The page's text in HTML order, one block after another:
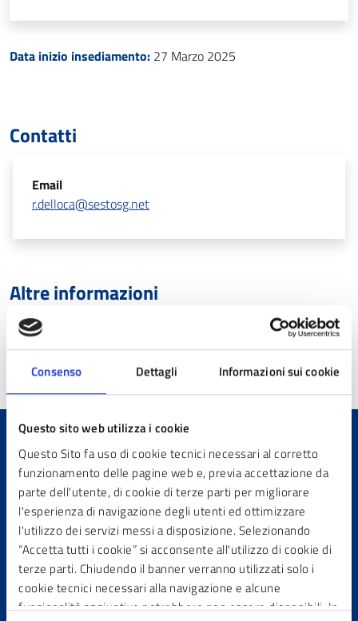
Consenso Dettagli Informazioni sui cookie
Questo sito web utilizza i cookie
Questo Sito fa uso di cookie tecnici necessari al corretto
funzionamento delle pagine web e, previa accettazione da
parte dell'utente, di cookie di terze parti per migliorare
l'esperienza di navigazione degli utenti ed ottimizzare
l'utilizzo dei servizi messi a disposizione. Selezionando
“Accetta tutti i cookie” si acconsente all'utilizzo di cookie di
terze parti. Chiudendo il banner verranno utilizzati solo i
cookie tecnici necessari alla navigazione e alcune
funzionalità aggiuntive potrebbero non essere disponibili. In
Data inizio insediamento: 27 Marzo 2025
Contatti
Email
r.delloca@sestosg.net
Altre informazioni
Aggiornamento
23/04/2026 11:39
Quanto sono chiare le
informazioni su questa
pagina?